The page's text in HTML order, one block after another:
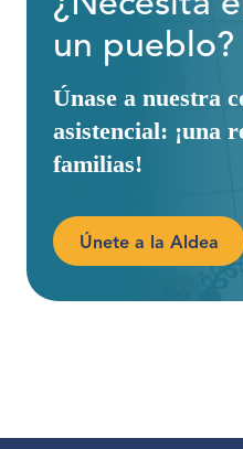
un pueblo?
Únase a nuestra
asistencial: ¡una
familias!
Únete a la Aldea